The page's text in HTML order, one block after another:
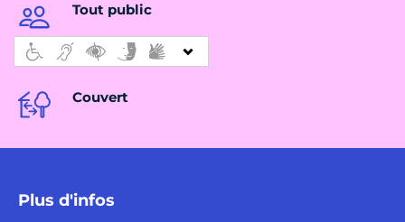
Tout public
Couvert
Plus d'infos